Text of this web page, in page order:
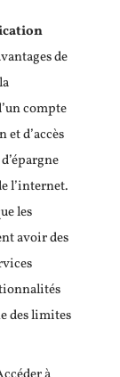
de
compte
d’accès
l’internet.
les
avoir des
des limites